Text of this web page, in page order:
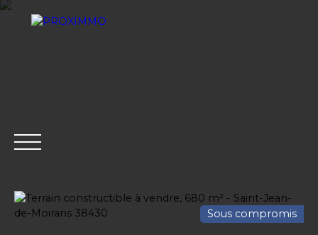
GESTION
Sous compromis